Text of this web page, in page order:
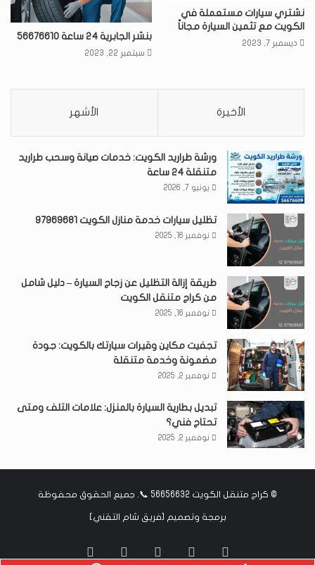
نشتري سيارات مستعملة في
الكويت مع تثمين السيارة مجاناً
ديسمبر 7, 2023
بنشر الجابرية 24 ساعة 56676610
سبتمبر 22, 2023
الأخيرة الأشهر
ورشة طراريد الكويت: خدمات صيانة وسحب طراريد
متنقلة 24 ساعة
يونيو 7, 2026
تظليل سيارات خدمة منازل الكويت 97969681
نوفمبر 16, 2025
طريقة إزالة التظليل عن زجاج السيارة – دليل شامل
من كراج متنقل الكويت
نوفمبر 16, 2025
تجفيت مكاين وقيرات سيارتك بالكويت: جودة
مضمونة وخدمة متنقلة
نوفمبر 2, 2025
تبديل بطارية السيارة بالمنزل: علامات التلف ومتى
تحتاج فني؟
نوفمبر 2, 2025
© كراج متنقل الكويت 56656632 📞 . جميع الحقوق محفوظة
برمجة وتصميم [فريق شام التقني]
فيسبوك انستقرامواتساب